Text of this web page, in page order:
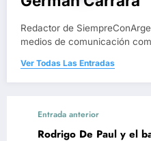
Redactor de
medios de comunicación
Ver Todas Las Entradas
Entrada anterior
Rodrigo De Paul y el